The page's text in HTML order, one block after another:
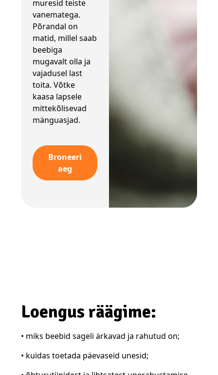
muresid teiste
vanematega.
Põrandal on
matid, millel saab
beebiga
mugavalt olla ja
vajadusel last
toita. Võtke
kaasa lapsele
mittekõlisevad
mänguasjad.
Broneeri
aeg
Loengus räägime:
• miks beebid sageli ärkavad ja rahutud on;
• kuidas toetada päevaseid unesid;